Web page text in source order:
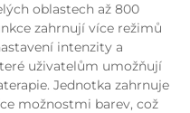
oblastech až 800
zahrnují více režimů
intenzity a
uživatelům umožňují
Jednotka zahrnuje
možnostmi barev, což